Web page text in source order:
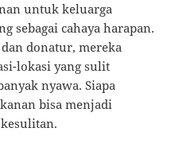
untuk keluarga
sebagai cahaya harapan.
donatur, mereka
lokasi yang sulit
nyawa. Siapa
bisa menjadi